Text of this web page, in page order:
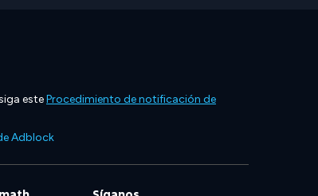
esteProcedimiento de notificación de
Adblock